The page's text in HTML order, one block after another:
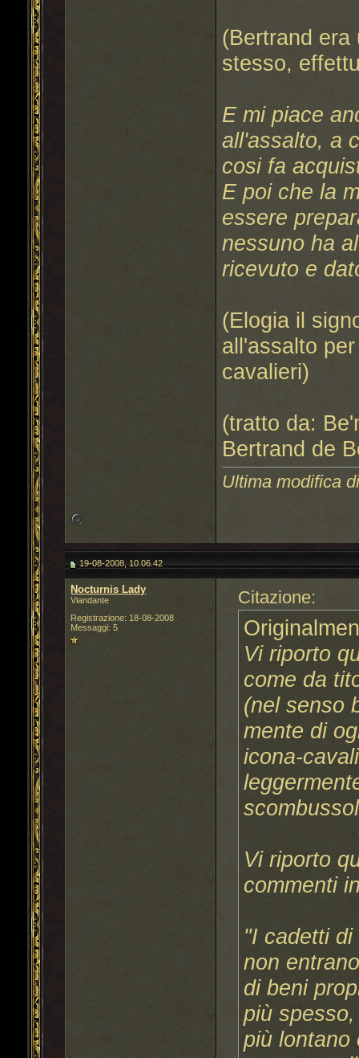
(Bertrand era
stesso,
E mi piace
all'assalto, a
cosi fa
E poi che la
essere
nessuno ha
ricevuto e
(Elogia il
all'assalto
cavalieri)
(tratto da:
Bertrand de
Ultima modifica
19-08-2008, 10.06.42
Nocturnis Lady
Viandante
Registrazione: 18-08-2008
Messaggi: 5
Citazione:
Vi riporto
come da
(nel senso
mente di
icona-
Vi riporto
commenti
"I cadetti
non
di beni
più
più lontano